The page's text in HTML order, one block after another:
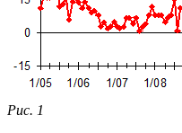
Рис. 1